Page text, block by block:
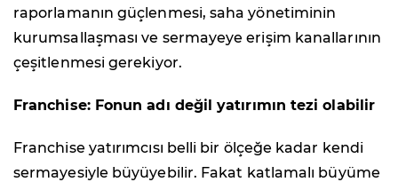
raporlamanın güçlenmesi, saha yönetiminin
kurumsallaşması ve sermayeye erişim kanallarının
çeşitlenmesi gerekiyor.
Franchise: Fonun adı değil yatırımın tezi olabilir
Franchise yatırımcısı belli bir ölçeğe kadar kendi
sermayesiyle büyüyebilir. Fakat katlamalı büyüme